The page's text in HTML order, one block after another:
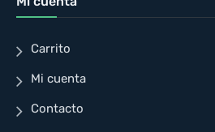
Carrito
Mi cuenta
Contacto